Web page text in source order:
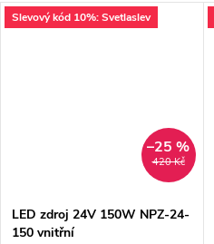
Slevový kód 10%: Svetlaslev
420 Kč
–25 %
LED zdroj 24V 150W NPZ-24-
150 vnitřní